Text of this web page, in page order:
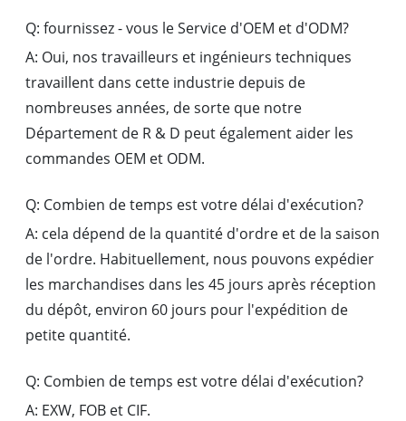
Q: fournissez - vous le Service d'OEM et d'ODM?
A: Oui, nos travailleurs et ingénieurs techniques
travaillent dans cette industrie depuis de
nombreuses années, de sorte que notre
Département de R & D peut également aider les
commandes OEM et ODM.
Q: Combien de temps est votre délai d'exécution?
A: cela dépend de la quantité d'ordre et de la saison
de l'ordre. Habituellement, nous pouvons expédier
les marchandises dans les 45 jours après réception
du dépôt, environ 60 jours pour l'expédition de
petite quantité.
Q: Combien de temps est votre délai d'exécution?
A: EXW, FOB et CIF.